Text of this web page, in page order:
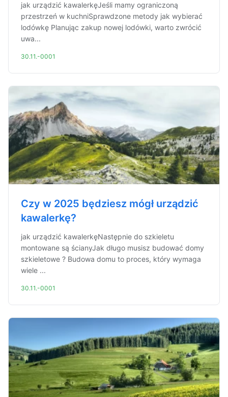
jak urządzić kawalerkęJeśli mamy ograniczoną
przestrzeń w kuchniSprawdzone metody jak wybierać
lodówkę Planując zakup nowej lodówki, warto zwrócić
uwa...
30.11.-0001
Czy w 2025 będziesz mógł urządzić
kawalerkę?
jak urządzić kawalerkęNastępnie do szkieletu
montowane są ścianyJak długo musisz budować domy
szkieletowe ? Budowa domu to proces, który wymaga
wiele ...
30.11.-0001